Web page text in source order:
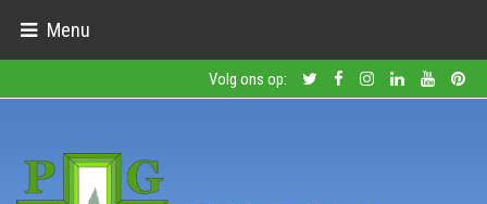
Menu
Volg ons op: